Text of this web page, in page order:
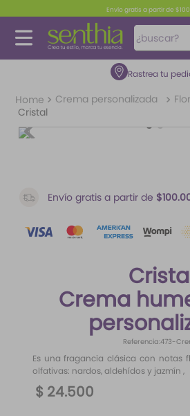
Envío gratis a partir de
¿buscar?
Rastrea tu
Crema personalizada
Cristal
Envío gratis a partir de
Crema
Referencia:473-
Es una fragancia clásica con notas
olfativas: nardos, aldehídos y jazmín ,
$ 24.500
TÉRMINOS MÁS BUSCADOS
1.
perfume
5.
iconic
ariana grande